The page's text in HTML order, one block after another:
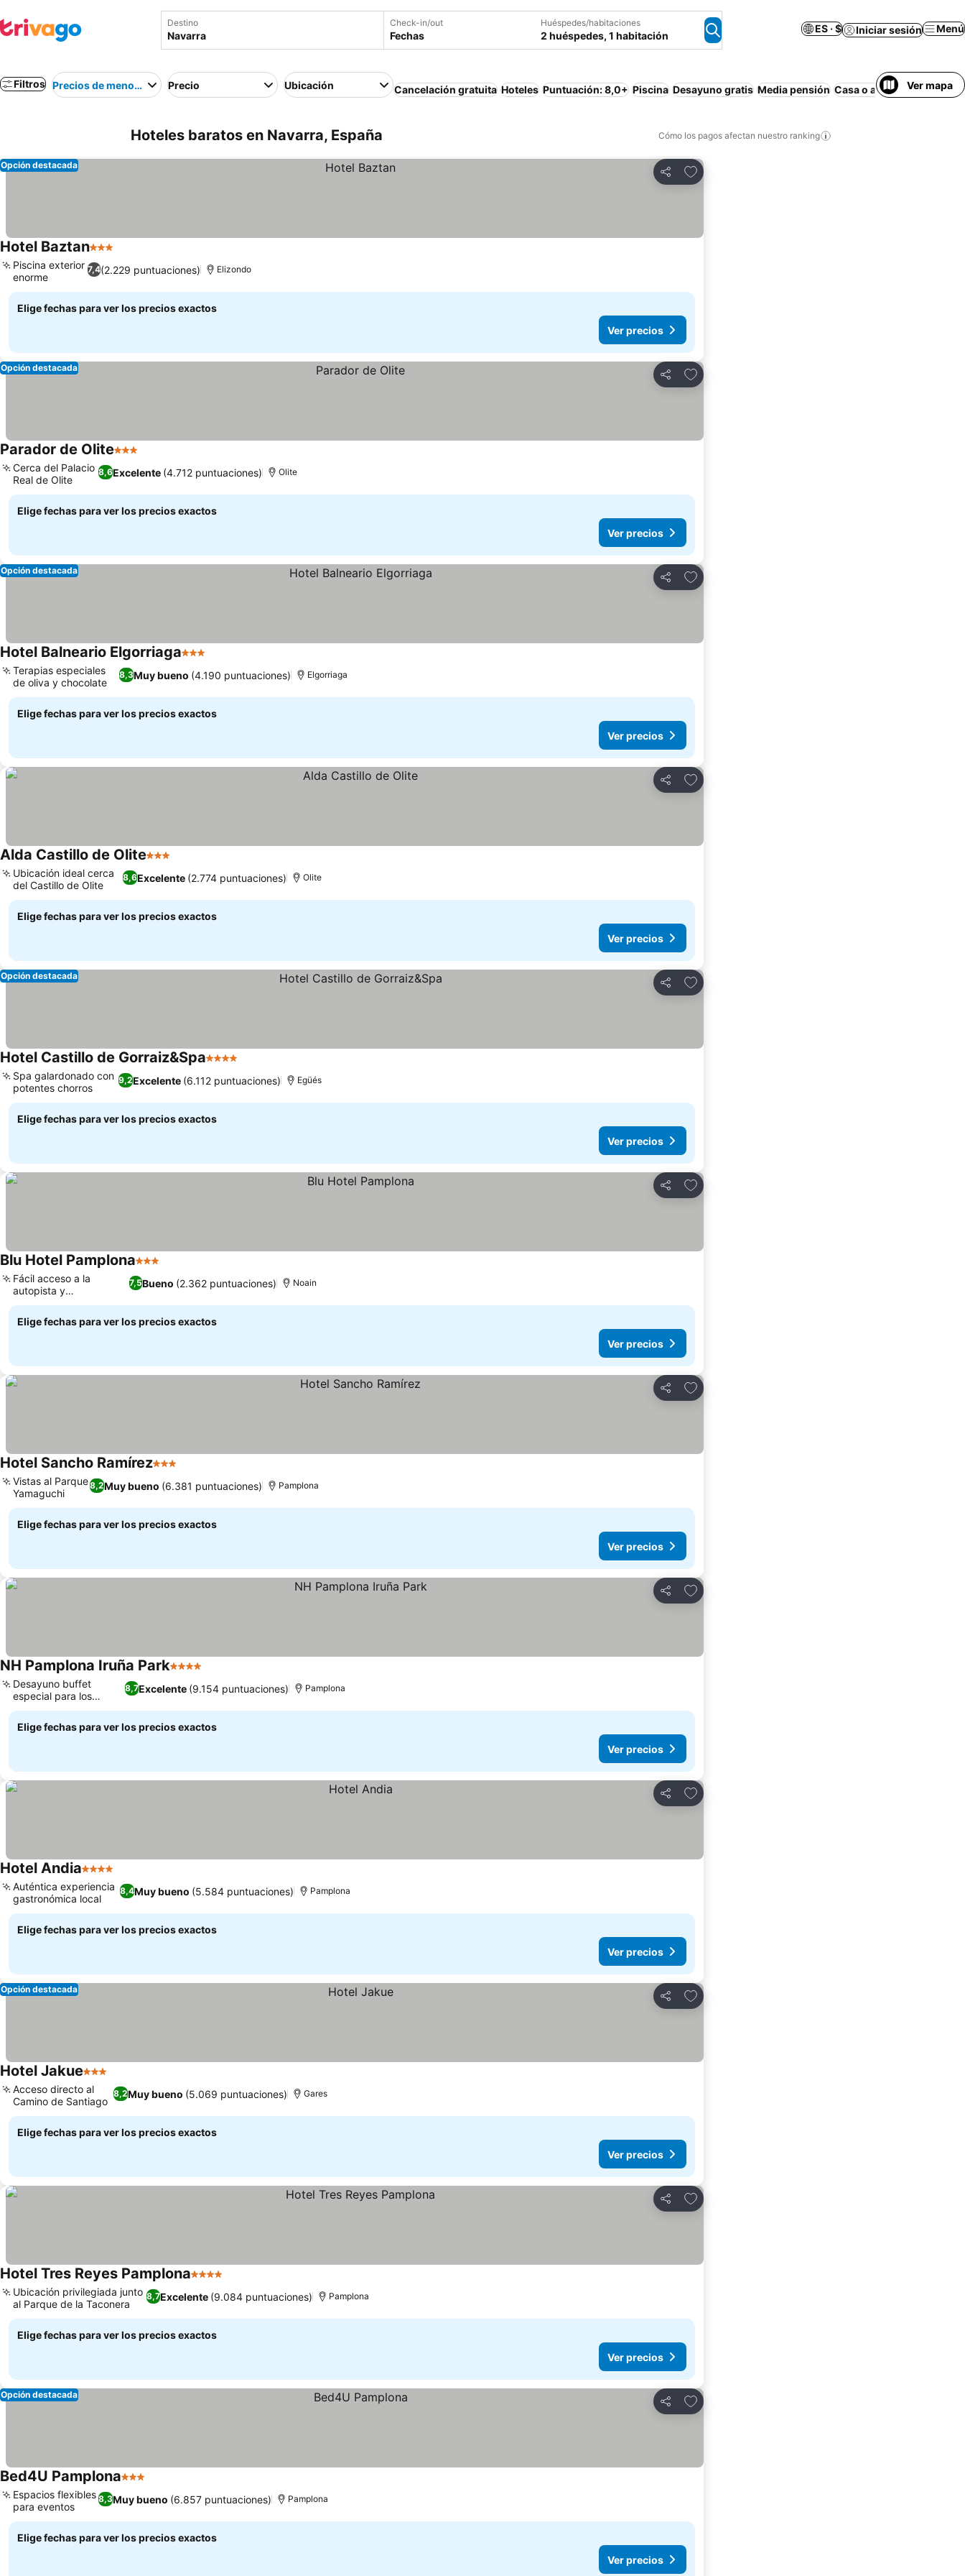
Destino Check-in/out
Fechas
Huéspedes/habitaciones
2 huéspedes, 1 habitación
ES · $ Iniciar sesión Menú
Filtros Precios de menor a mayorPrecio Ubicación Cancelación gratuita Hoteles Puntuación: 8,0+ Piscina Desayuno gratis Media pensión Casa o apartamento
Ver mapa
Hoteles baratos en Navarra, España Cómo los pagos afectan nuestro ranking
Compartir
Agregar a favoritos
Opción destacada
Hotel Baztan3 Estrellas
7,4(2.229 puntuaciones)
Piscina exterior
enorme
Elizondo
Elige fechas para ver los precios exactos
Ver precios
Compartir
Agregar a favoritos
Opción destacada
Parador de Olite3 Estrellas
8,6Excelente (4.712 puntuaciones)
Cerca del Palacio
Real de Olite
Olite
Elige fechas para ver los precios exactos
Ver precios
Compartir
Agregar a favoritos
Opción destacada
Hotel Balneario Elgorriaga3 Estrellas
8,3Muy bueno (4.190 puntuaciones)
Terapias especiales
de oliva y chocolate
Elgorriaga
Elige fechas para ver los precios exactos
Ver precios
Compartir
Agregar a favoritos
Alda Castillo de Olite3 Estrellas
8,6Excelente (2.774 puntuaciones)
Ubicación ideal cerca
del Castillo de Olite
Olite
Elige fechas para ver los precios exactos
Ver precios
Compartir
Agregar a favoritos
Opción destacada
Hotel Castillo de Gorraiz&Spa4 Estrellas
9,2Excelente (6.112 puntuaciones)
Spa galardonado con
potentes chorros
Egüés
Elige fechas para ver los precios exactos
Ver precios
Compartir
Agregar a favoritos
Blu Hotel Pamplona3 Estrellas
7,5Bueno (2.362 puntuaciones)
Fácil acceso a la
autopista y
aparcamiento
Noain
Elige fechas para ver los precios exactos
Ver precios
Compartir
Agregar a favoritos
Hotel Sancho Ramírez3 Estrellas
8,2Muy bueno (6.381 puntuaciones)
Vistas al Parque
Yamaguchi
Pamplona
Elige fechas para ver los precios exactos
Ver precios
Compartir
Agregar a favoritos
NH Pamplona Iruña Park4 Estrellas
8,7Excelente (9.154 puntuaciones)
Desayuno buffet
especial para los
peques
Pamplona
Elige fechas para ver los precios exactos
Ver precios
Compartir
Agregar a favoritos
Hotel Andia4 Estrellas
8,4Muy bueno (5.584 puntuaciones)
Auténtica experiencia
gastronómica local
Pamplona
Elige fechas para ver los precios exactos
Ver precios
Compartir
Agregar a favoritos
Opción destacada
Hotel Jakue3 Estrellas
8,2Muy bueno (5.069 puntuaciones)
Acceso directo al
Camino de Santiago
Gares
Elige fechas para ver los precios exactos
Ver precios
Compartir
Agregar a favoritos
Hotel Tres Reyes Pamplona4 Estrellas
8,7Excelente (9.084 puntuaciones)
Ubicación privilegiada junto
al Parque de la Taconera
Pamplona
Elige fechas para ver los precios exactos
Ver precios
Compartir
Agregar a favoritos
Opción destacada
Bed4U Pamplona3 Estrellas
8,3Muy bueno (6.857 puntuaciones)
Espacios flexibles
para eventos
Pamplona
Elige fechas para ver los precios exactos
Ver precios